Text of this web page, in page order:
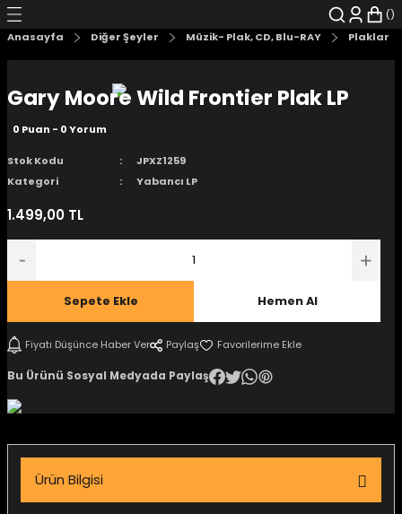
Karakter
Anasayfa Diğer Şeyler Müzik- Plak, CD, Blu-RAY Plaklar
Gary Moore Wild Frontier Plak LP
0 Puan - 0 Yorum
Stok Kodu
JPXZ1259
Kategori
Yabancı LP
1.499,00 TL
Sepete Ekle Hemen Al
Fiyatı Düşünce Haber Ver Paylaş
Bu Ürünü Sosyal Medyada Paylaş
Ürün Bilgisi